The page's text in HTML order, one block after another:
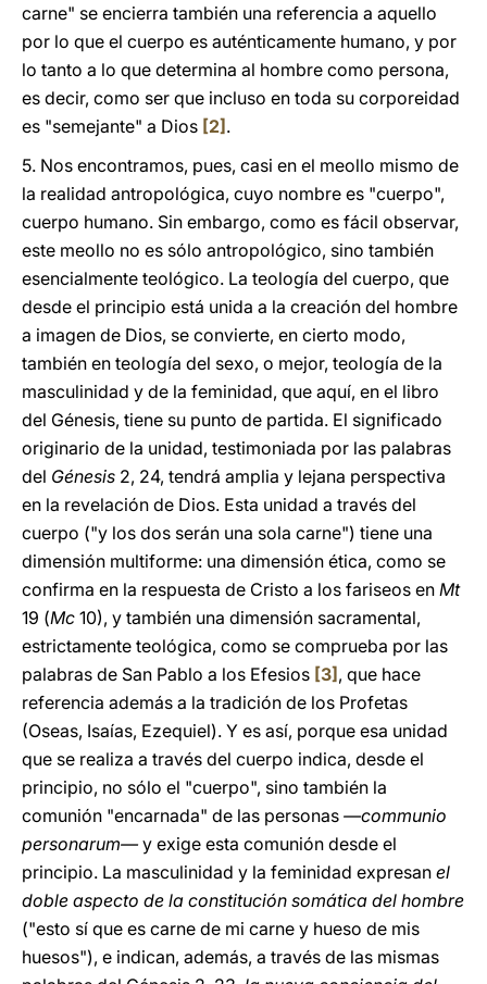
carne" se encierra también una referencia a aquello
por lo que el cuerpo es auténticamente humano, y por
lo tanto a lo que determina al hombre como persona,
es decir, como ser que incluso en toda su corporeidad
es "semejante" a Dios [2] .
5. Nos encontramos, pues, casi en el meollo mismo de
la realidad antropológica, cuyo nombre es "cuerpo",
cuerpo humano. Sin embargo, como es fácil observar,
este meollo no es sólo antropológico, sino también
esencialmente teológico. La teología del cuerpo, que
desde el principio está unida a la creación del hombre
a imagen de Dios, se convierte, en cierto modo,
también en teología del sexo, o mejor, teología de la
masculinidad y de la feminidad, que aquí, en el libro
del Génesis, tiene su punto de partida. El significado
originario de la unidad, testimoniada por las palabras
del Génesis 2, 24, tendrá amplia y lejana perspectiva
en la revelación de Dios. Esta unidad a través del
cuerpo ("y los dos serán una sola carne") tiene una
dimensión multiforme: una dimensión ética, como se
confirma en la respuesta de Cristo a los fariseos en Mt
19 (Mc 10), y también una dimensión sacramental,
estrictamente teológica, como se comprueba por las
palabras de San Pablo a los Efesios [3] , que hace
referencia además a la tradición de los Profetas
(Oseas, Isaías, Ezequiel). Y es así, porque esa unidad
que se realiza a través del cuerpo indica, desde el
principio, no sólo el "cuerpo", sino también la
comunión "encarnada" de las personas —communio
personarum—y exige esta comunión desde el
principio. La masculinidad y la feminidad expresan el
doble aspecto de la constitución somática del hombre
("esto sí que es carne de mi carne y hueso de mis
huesos"), e indican, además, a través de las mismas